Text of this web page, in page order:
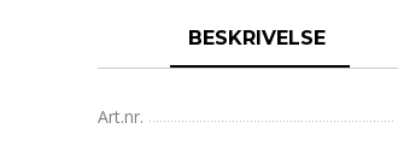
BESKRIVELSE
Art.nr.